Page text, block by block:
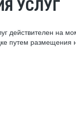
УСЛУГ
действителен на
путем размещения